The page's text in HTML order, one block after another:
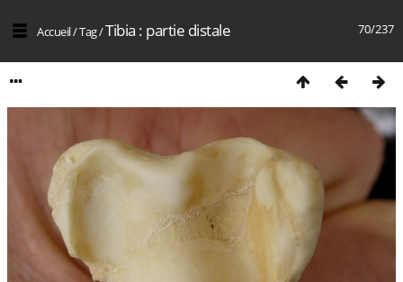
70/237
Accueil/Tag/Tibia : partie distale